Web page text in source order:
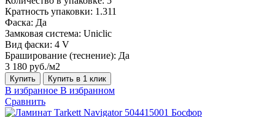
Кратность упаковки: 1.311
Фаска: Да
Замковая система: Uniclic
Вид фаски: 4 V
Браширование (теснение): Да
3 180 руб./м2
Купить Купить в 1 клик
В избранное В избранном
Сравнить